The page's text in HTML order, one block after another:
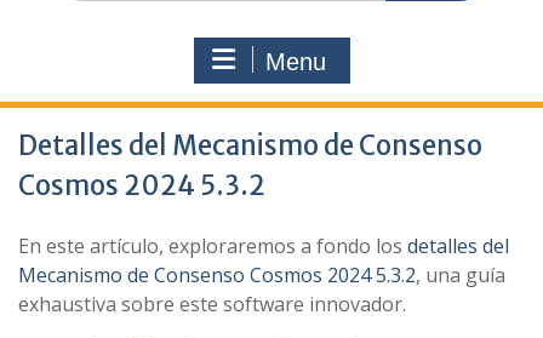
Menu
Detalles del Mecanismo de Consenso
Cosmos 2024 5.3.2
En este artículo, exploraremos a fondo los detalles del
Mecanismo de Consenso Cosmos 2024 5.3.2, una guía
exhaustiva sobre este software innovador.